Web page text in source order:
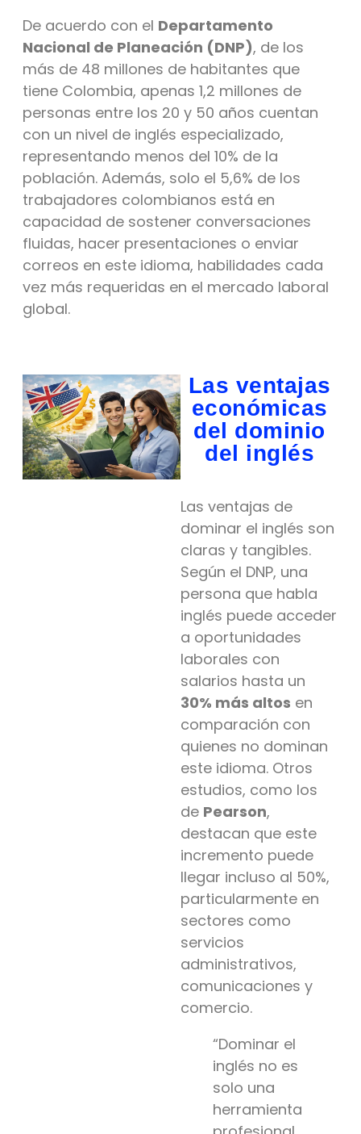
De acuerdo con el Departamento
Nacional de Planeación (DNP), de los
más de 48 millones de habitantes que
tiene Colombia, apenas 1,2 millones de
personas entre los 20 y 50 años cuentan
con un nivel de inglés especializado,
representando menos del 10% de la
población. Además, solo el 5,6% de los
trabajadores colombianos está en
capacidad de sostener conversaciones
fluidas, hacer presentaciones o enviar
correos en este idioma, habilidades cada
vez más requeridas en el mercado laboral
global.
Las ventajas
económicas
del dominio
del inglés
Las ventajas de
dominar el inglés son
claras y tangibles.
Según el DNP, una
persona que habla
inglés puede acceder
a oportunidades
laborales con
salarios hasta un
30% más altos en
comparación con
quienes no dominan
este idioma. Otros
estudios, como los
de Pearson,
destacan que este
incremento puede
llegar incluso al 50%,
particularmente en
sectores como
servicios
administrativos,
comunicaciones y
comercio.
“Dominar el
inglés no es
solo una
herramienta